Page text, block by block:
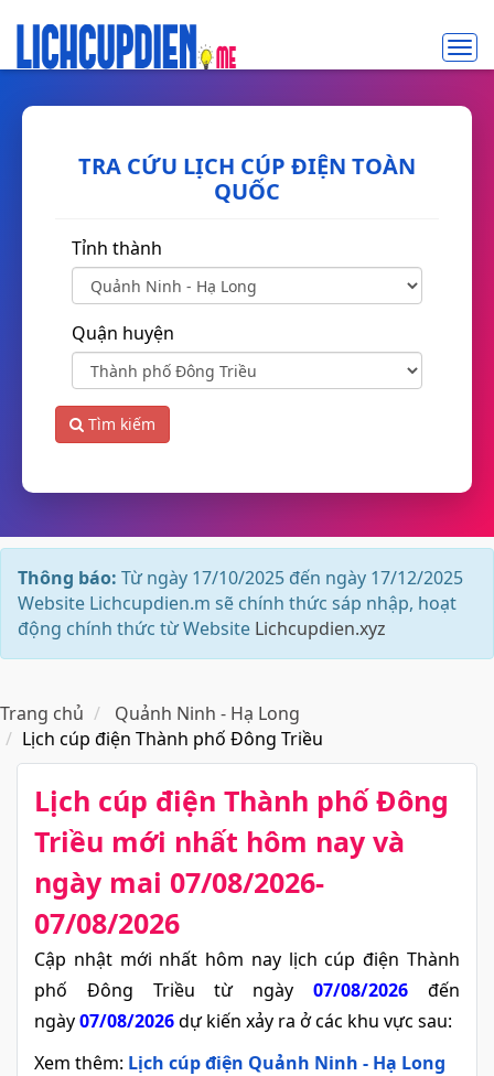
TRA CỨU LỊCH CÚP ĐIỆN TOÀN
QUỐC
Tỉnh thành
Quận huyện
Tìm kiếm
Thông báo: Từ ngày 17/10/2025 đến ngày 17/12/2025
Website Lichcupdien.m sẽ chính thức sáp nhập, hoạt
động chính thức từ Website Lichcupdien.xyz
Trang chủ
Quảnh Ninh - Hạ Long
Lịch cúp điện Thành phố Đông Triều
Lịch cúp điện Thành phố Đông
Triều​ mới nhất hôm nay và
ngày mai 07/08/2026-
07/08/2026
Cập nhật mới nhất hôm nay lịch cúp điện Thành
phố Đông Triều từ ngày
07/08/2026 đến
ngày07/08/2026dự kiến xảy ra ở các khu vực sau:
Xem thêm: Lịch cúp điện Quảnh Ninh - Hạ Long